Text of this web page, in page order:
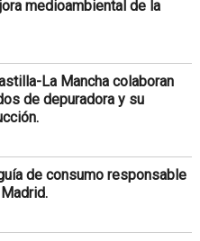
medioambiental de la
La Mancha colaboran
de depuradora y su
de consumo responsable